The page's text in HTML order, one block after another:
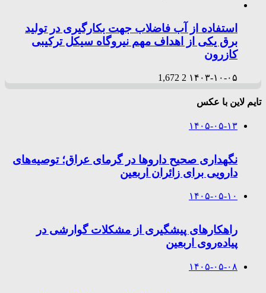
استفاده از آب فاضلاب جهت بکارگیری در تولید
برق یکی از اهداف مهم نیروگاه سیکل ترکیبی
کازرون
۱۴۰۳-۱۰-۰۵ 2
1,672
تایم لاین با عکس
۱۴۰۵-۰۵-۱۳
نگهداری صحیح داروها در گرمای عراق؛ توصیه‌های
دارویی برای زائران اربعین
۱۴۰۵-۰۵-۱۰
راهکارهای پیشگیری از مشکلات گوارشی در
پیاده‌روی اربعین
۱۴۰۵-۰۵-۰۸